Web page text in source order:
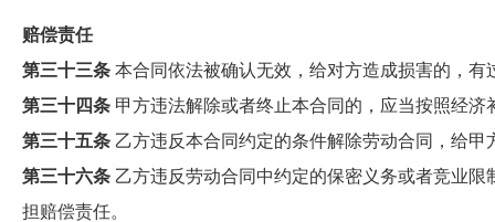
赔偿责任
第三十三条 本合同依法被确认无效，给对方造成损害的，有
第三十四条 甲方违法解除或者终止本合同的，应当按照经
第三十五条 乙方违反本合同约定的条件解除劳动合同，给
第三十六条 乙方违反劳动合同中约定的保密义务或者竞业
担赔偿责任。